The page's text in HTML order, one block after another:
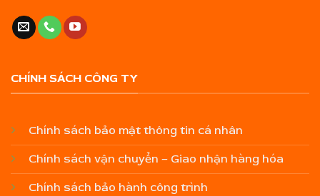
CHÍNH SÁCH CÔNG TY
Chính sách bảo mật thông tin cá nhân
Chính sách vận chuyển – Giao nhận hàng hóa
Chính sách bảo hành công trình